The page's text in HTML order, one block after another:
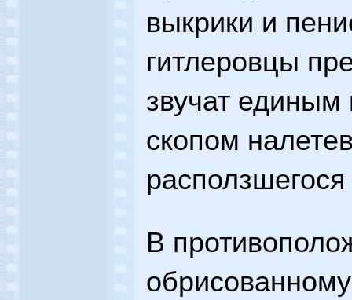
выкрики и
гитлеровцы
звучат
скопом
В